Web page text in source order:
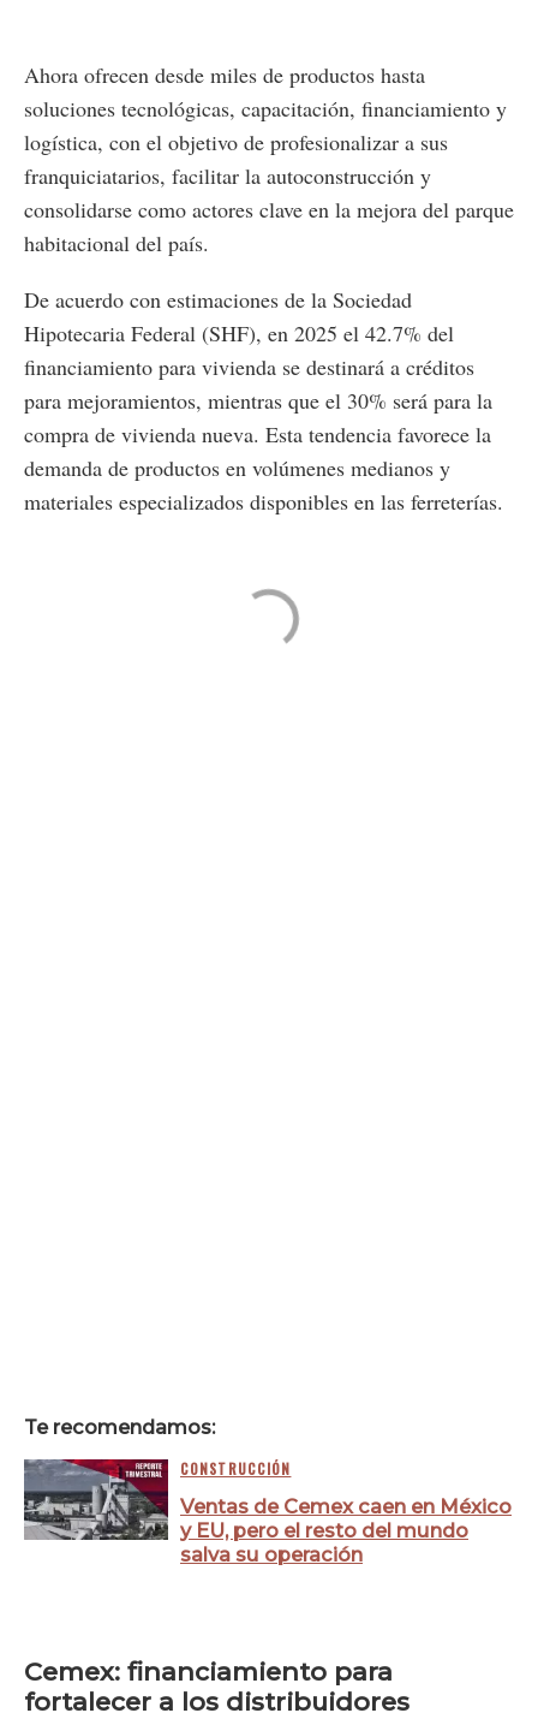
Ahora ofrecen desde miles de productos hasta
soluciones tecnológicas, capacitación, financiamiento y
logística, con el objetivo de profesionalizar a sus
franquiciatarios, facilitar la autoconstrucción y
consolidarse como actores clave en la mejora del parque
habitacional del país.
De acuerdo con estimaciones de la Sociedad
Hipotecaria Federal (SHF), en 2025 el 42.7% del
financiamiento para vivienda se destinará a créditos
para mejoramientos, mientras que el 30% será para la
compra de vivienda nueva. Esta tendencia favorece la
demanda de productos en volúmenes medianos y
materiales especializados disponibles en las ferreterías.
Te recomendamos:
CONSTRUCCIÓN
Ventas de Cemex caen en México
y EU, pero el resto del mundo
salva su operación
Cemex: financiamiento para
fortalecer a los distribuidores